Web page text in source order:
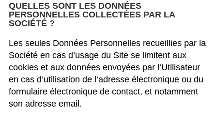
QUELLES SONT LES DONNÉES
PERSONNELLES COLLECTÉES PAR LA
SOCIÉTÉ ?
Les seules Données Personnelles recueillies par la
Société en cas d’usage du Site se limitent aux
cookies et aux données envoyées par l’Utilisateur
en cas d’utilisation de l’adresse électronique ou du
formulaire électronique de contact, et notamment
son adresse email.